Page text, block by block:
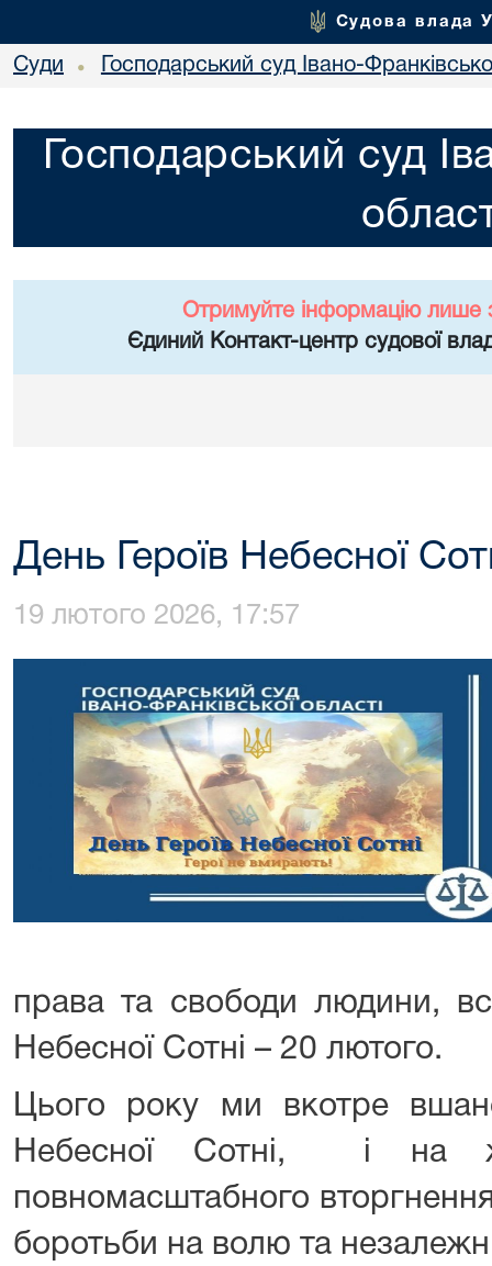
Судова влада
Суди • Господарський суд Івано-
Господарський суд
Отримуйте інформацію лише
Єдиний Контакт-центр судової
День Героїв Небесної
19 лютого 2026, 17:57
права та свободи людини,
Небесної Сотні – 20 лютого.
Цього року ми вкотре
Небесної Сотні, і на
повномасштабного
боротьби на волю та